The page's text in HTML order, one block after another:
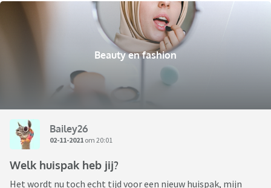
Beauty en fashion
Bailey26
02-11-2021 om 20:01
Welk huispak heb jij?
Het wordt nu toch echt tijd voor een nieuw huispak, mijn